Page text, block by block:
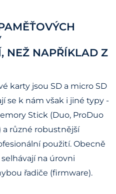
NEŽ NAPŘÍKLAD Z
karty jsou SD a micro SD
se k nám však i jiné typy -
Stick (Duo, ProDuo
a různé robustnější
použití. Obecně
na úrovni
řadiče (firmware).